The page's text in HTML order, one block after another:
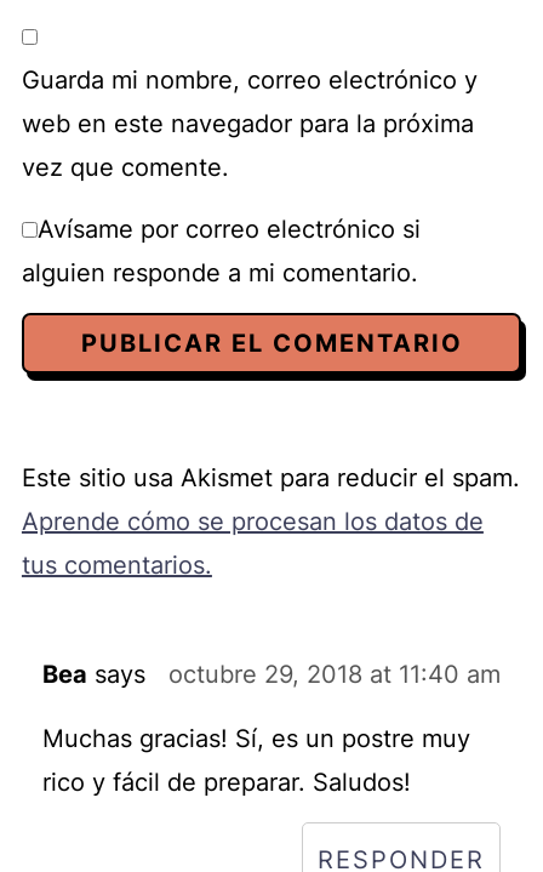
Guarda mi nombre, correo electrónico y
web en este navegador para la próxima
vez que comente.
Avísame por correo electrónico si
alguien responde a mi comentario.
Este sitio usa Akismet para reducir el spam.
Aprende cómo se procesan los datos de
tus comentarios.
Bea says octubre 29, 2018 at 11:40 am
Muchas gracias! Sí, es un postre muy
rico y fácil de preparar. Saludos!
RESPONDER